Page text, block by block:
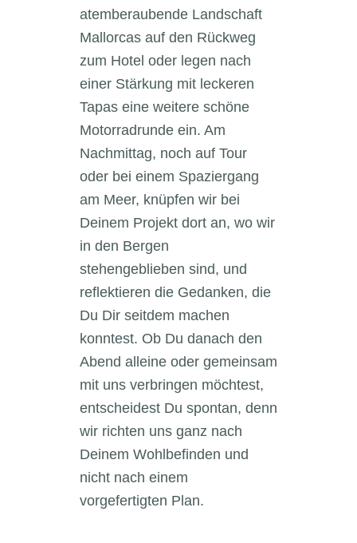
atemberaubende Landschaft
Mallorcas auf den Rückweg
zum Hotel oder legen nach
einer Stärkung mit leckeren
Tapas eine weitere schöne
Motorradrunde ein. Am
Nachmittag, noch auf Tour
oder bei einem Spaziergang
am Meer, knüpfen wir bei
Deinem Projekt dort an, wo wir
in den Bergen
stehengeblieben sind, und
reflektieren die Gedanken, die
Du Dir seitdem machen
konntest. Ob Du danach den
Abend alleine oder gemeinsam
mit uns verbringen möchtest,
entscheidest Du spontan, denn
wir richten uns ganz nach
Deinem Wohlbefinden und
nicht nach einem
vorgefertigten Plan.